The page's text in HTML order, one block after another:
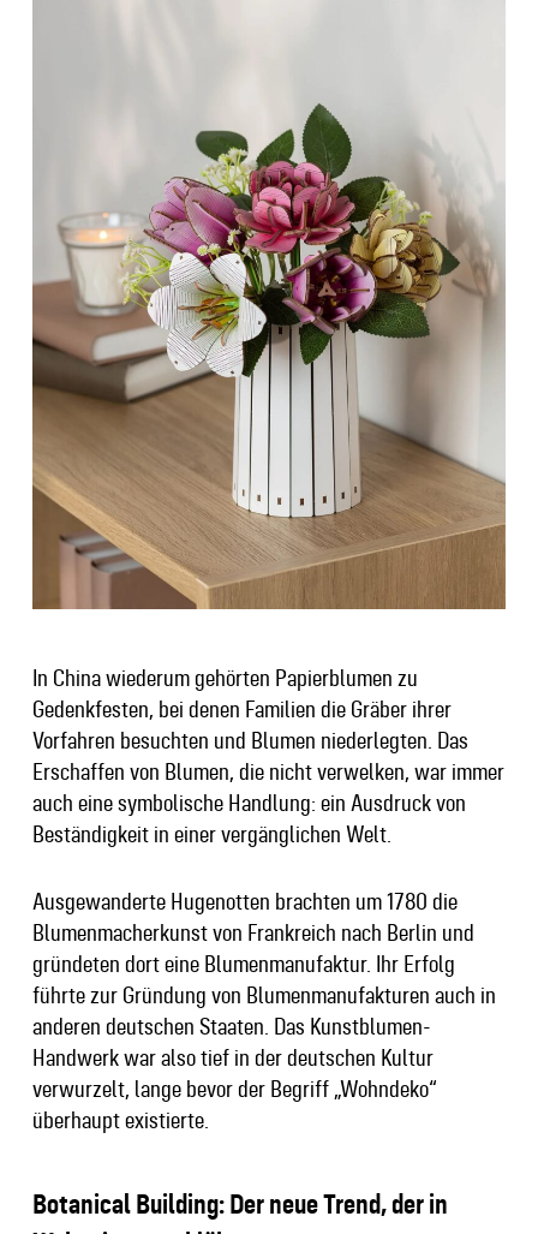
In China wiederum gehörten Papierblumen zu
Gedenkfesten, bei denen Familien die Gräber ihrer
Vorfahren besuchten und Blumen niederlegten. Das
Erschaffen von Blumen, die nicht verwelken, war immer
auch eine symbolische Handlung: ein Ausdruck von
Beständigkeit in einer vergänglichen Welt.
Ausgewanderte Hugenotten brachten um 1780 die
Blumenmacherkunst von Frankreich nach Berlin und
gründeten dort eine Blumenmanufaktur. Ihr Erfolg
führte zur Gründung von Blumenmanufakturen auch in
anderen deutschen Staaten. Das Kunstblumen-
Handwerk war also tief in der deutschen Kultur
verwurzelt, lange bevor der Begriff „Wohndeko“
überhaupt existierte.
Botanical Building: Der neue Trend, der in